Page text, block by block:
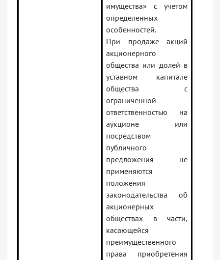
имущества» с учетом
определенных
особенностей.
При продаже акций
акционерного
общества или долей в
уставном капитале
общества с
ограниченной
ответственностью на
аукционе или
посредством
публичного
предложения не
применяются
положения
законодательства об
акционерных
обществах в части,
касающейся
преимущественного
права приобретения